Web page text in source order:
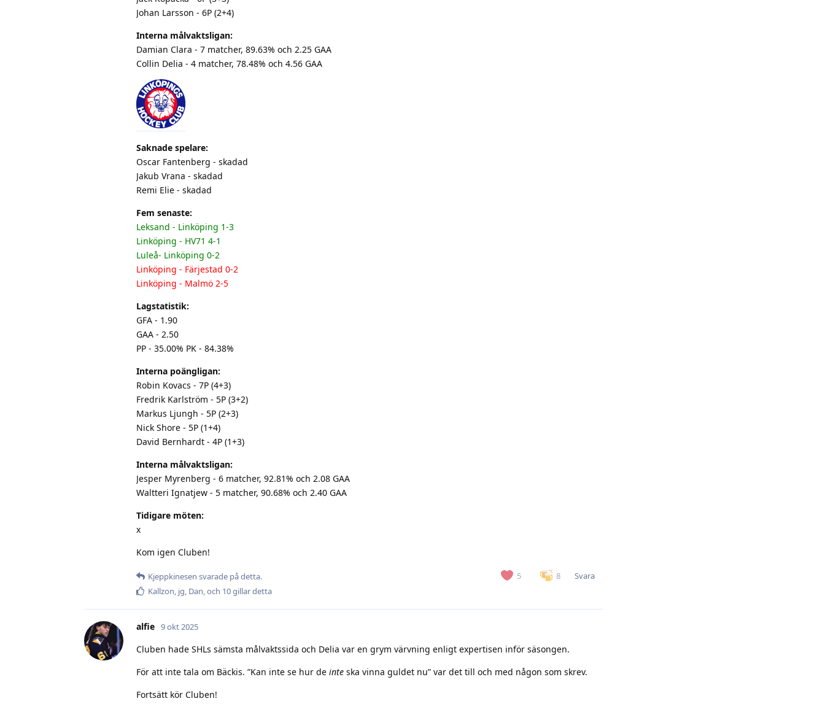
Johan Larsson - 6P (2+4)
Interna målvaktsligan:
Damian Clara - 7 matcher, 89.63% och 2.25 GAA
Collin Delia - 4 matcher, 78.48% och 4.56 GAA
Saknade spelare:
Oscar Fantenberg - skadad
Jakub Vrana - skadad
Remi Elie - skadad
Fem senaste:
Leksand - Linköping 1-3
Linköping - HV71 4-1
Luleå- Linköping 0-2
Linköping - Färjestad 0-2
Linköping - Malmö 2-5
Lagstatistik:
GFA - 1.90
GAA - 2.50
PP - 35.00% PK - 84.38%
Interna poängligan:
Robin Kovacs - 7P (4+3)
Fredrik Karlström - 5P (3+2)
Markus Ljungh - 5P (2+3)
Nick Shore - 5P (1+4)
David Bernhardt - 4P (1+3)
Interna målvaktsligan:
Jesper Myrenberg - 6 matcher, 92.81% och 2.08 GAA
Waltteri Ignatjew - 5 matcher, 90.68% och 2.40 GAA
Tidigare möten:
x
Kom igen Cluben!
5 8 Svara
Kjeppkinesen svarade på detta.
Kallzon, jg, Dan, och 10gillar detta
alfie 9 okt 2025
Cluben hade SHLs sämsta målvaktssida och Delia var en grym värvning enligt expertisen inför säsongen.
För att inte tala om Bäckis. ”Kan inte se hur de inte ska vinna guldet nu” var det till och med någon som skrev.
Fortsätt kör Cluben!